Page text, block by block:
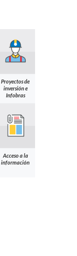
Proyectos de
inversión e
Infobras
Acceso a la
información